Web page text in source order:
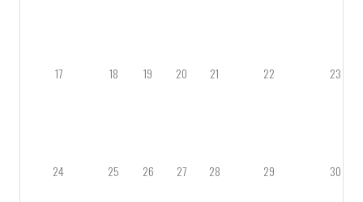
17 18 19 20 21 22 23
24 25 26 27 28 29 30